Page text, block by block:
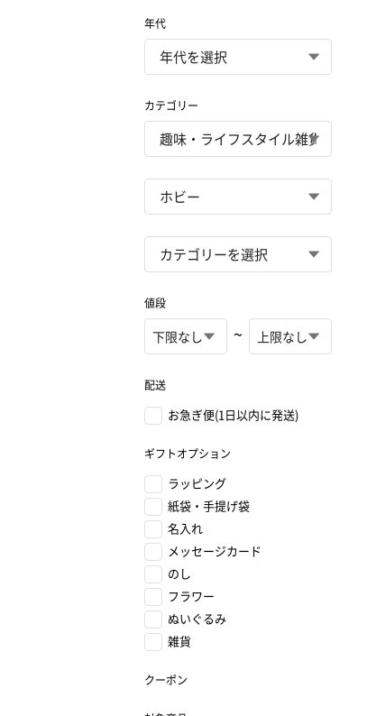
年代
カテゴリー
値段
~
配送
お急ぎ便(1日以内に発送)
ギフトオプション
ラッピング
紙袋・手提げ袋
名入れ
メッセージカード
のし
フラワー
ぬいぐるみ
雑貨
クーポン